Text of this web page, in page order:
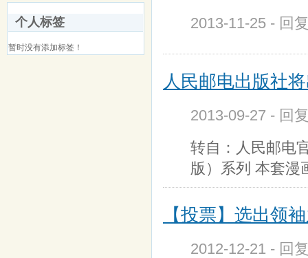
个人标签
暂时没有添加标签！
2013-11-25 - 回
人民邮电出版社
2013-09-27 - 回
转自：人民邮电
版）系列 本套漫
【投票】选出领
2012-12-21 - 回